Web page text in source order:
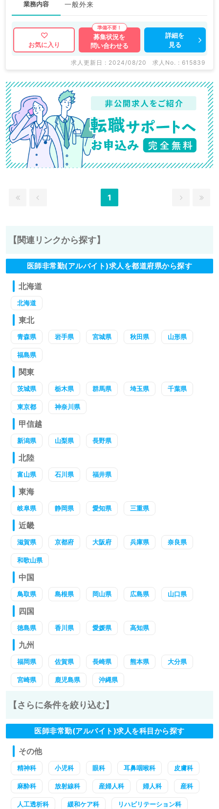
業務内容 一般外来
お気に入り
募集状況を
問い合わせる
詳細を
見る
求人更新日 : 2024/08/20 求人No. : 615839
1
【関連リンクから探す】
医師非常勤(アルバイト)求人を都道府県から探す
北海道
北海道
東北
青森県 岩手県 宮城県 秋田県 山形県
福島県
関東
茨城県 栃木県 群馬県 埼玉県 千葉県
東京都 神奈川県
甲信越
新潟県 山梨県 長野県
北陸
富山県 石川県 福井県
東海
岐阜県 静岡県 愛知県 三重県
近畿
滋賀県 京都府 大阪府 兵庫県 奈良県
和歌山県
中国
鳥取県 島根県 岡山県 広島県 山口県
四国
徳島県 香川県 愛媛県 高知県
九州
福岡県 佐賀県 長崎県 熊本県 大分県
宮崎県 鹿児島県 沖縄県
【さらに条件を絞り込む】
医師非常勤(アルバイト)求人を科目から探す
その他
精神科 小児科 眼科 耳鼻咽喉科 皮膚科
麻酔科 放射線科 産婦人科 婦人科 産科
人工透析科 緩和ケア科 リハビリテーション科